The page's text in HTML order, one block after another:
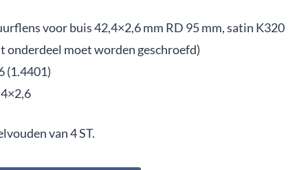
voor buis 42,4×2,6 mm RD 95 mm, satin K320
onderdeel moet worden geschroefd)
(1.4401)
van 4 ST.